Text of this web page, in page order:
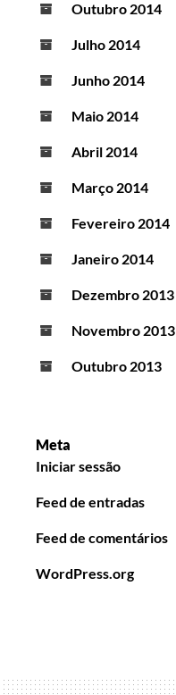
Outubro 2014
Julho 2014
Junho 2014
Maio 2014
Abril 2014
Março 2014
Fevereiro 2014
Janeiro 2014
Dezembro 2013
Novembro 2013
Outubro 2013
Meta
Iniciar sessão
Feed de entradas
Feed de comentários
WordPress.org